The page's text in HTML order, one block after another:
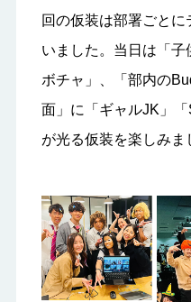
回の仮装は部署ごと
いました。当日は「
ボチャ」、「部内の
面」に「ギャルJK」
が光る仮装を楽しみま